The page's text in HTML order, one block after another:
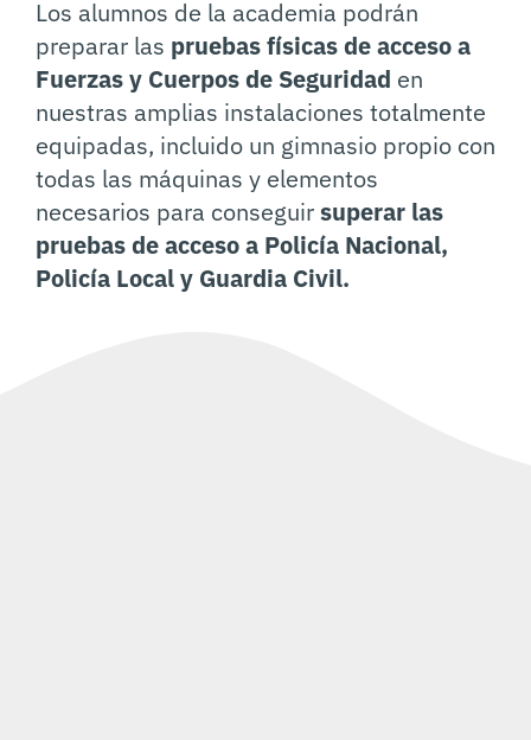
Los alumnos de la academia podrán
preparar las pruebas físicas de acceso a
Fuerzas y Cuerpos de Seguridad en
nuestras amplias instalaciones totalmente
equipadas, incluido un gimnasio propio con
todas las máquinas y elementos
necesarios para conseguirsuperar las
pruebas de acceso a Policía Nacional,
Policía Local y Guardia Civil.